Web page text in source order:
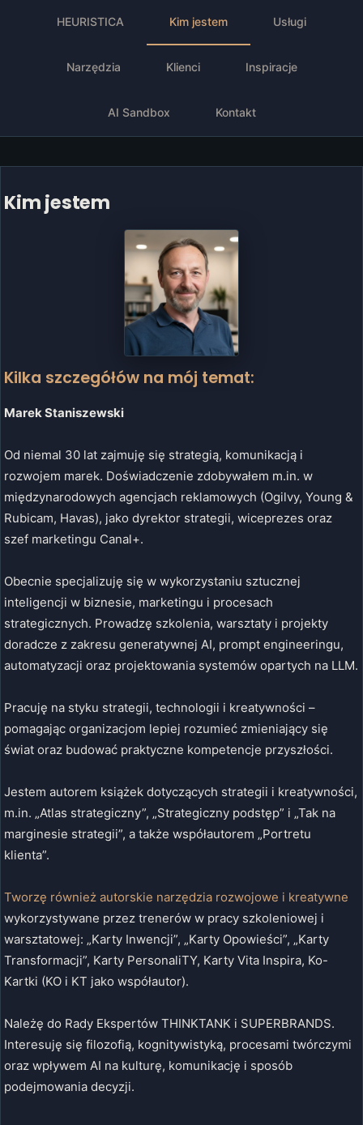
HEURISTICA Kim jestem Usługi
Narzędzia Klienci Inspiracje
AI Sandbox Kontakt
Kim jestem
Kilka szczegółów na mój temat:
Marek Staniszewski
Od niemal 30 lat zajmuję się strategią, komunikacją i
rozwojem marek. Doświadczenie zdobywałem m.in. w
międzynarodowych agencjach reklamowych (Ogilvy, Young &
Rubicam, Havas), jako dyrektor strategii, wiceprezes oraz
szef marketingu Canal+.
Obecnie specjalizuję się w wykorzystaniu sztucznej
inteligencji w biznesie, marketingu i procesach
strategicznych. Prowadzę szkolenia, warsztaty i projekty
doradcze z zakresu generatywnej AI, prompt engineeringu,
automatyzacji oraz projektowania systemów opartych na LLM.
Pracuję na styku strategii, technologii i kreatywności –
pomagając organizacjom lepiej rozumieć zmieniający się
świat oraz budować praktyczne kompetencje przyszłości.
Jestem autorem książek dotyczących strategii i kreatywności,
m.in. „Atlas strategiczny”, „Strategiczny podstęp” i „Tak na
marginesie strategii”, a także współautorem „Portretu
klienta”.
Tworzę również autorskie narzędzia rozwojowe i kreatywne
wykorzystywane przez trenerów w pracy szkoleniowej i
warsztatowej: „Karty Inwencji”, „Karty Opowieści”, „Karty
Transformacji”, Karty PersonaliTY, Karty Vita Inspira, Ko-
Kartki (KO i KT jako współautor).
Należę do Rady Ekspertów THINKTANK i SUPERBRANDS.
Interesuję się filozofią, kognitywistyką, procesami twórczymi
oraz wpływem AI na kulturę, komunikację i sposób
podejmowania decyzji.